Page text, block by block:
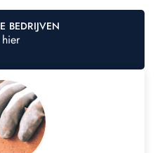
BEDRIJVEN